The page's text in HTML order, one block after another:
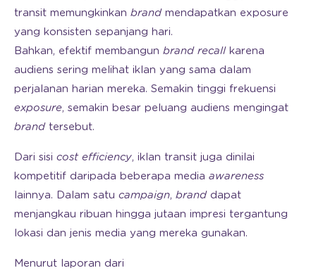
transit memungkinkan brand mendapatkan exposure
yang konsisten sepanjang hari.
Bahkan, efektif membangun brand recall karena
audiens sering melihat iklan yang sama dalam
perjalanan harian mereka. Semakin tinggi frekuensi
exposure, semakin besar peluang audiens mengingat
brand tersebut.
Dari sisi cost efficiency, iklan transit juga dinilai
kompetitif daripada beberapa media awareness
lainnya. Dalam satu campaign, brand dapat
menjangkau ribuan hingga jutaan impresi tergantung
lokasi dan jenis media yang mereka gunakan.
Menurut laporan dari